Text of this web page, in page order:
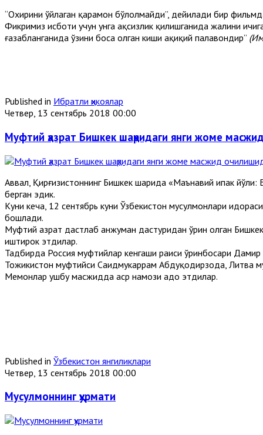
“Охирини ўйлаган қаҳрамон бўлолмайди”, дейилади бир
Фикримиз исботи учун унга ҳақсизлик қилишганида жаҳлини
ғазабланганида ўзини боса олган киши ҳақиқий паҳлавондир”
Published in Ибратли ҳикоялар
Четвер, 13 сентябрь 2018 00:00
Муфтий ҳазрат Бишкек шаҳридаги янги жоме
Аввал, Қирғизистоннинг Бишкек шаҳрида «Маънавий ипак
берган эдик.
Куни кеча, 12 сентябрь куни Ўзбекистон мусулмонлари
бошлади.
Муфтий ҳазрат дастлаб анжуман дастуридан ўрин олган
иштирок этдилар.
Тадбирда Россия муфтийлар кенгаши раиси ўринбосари
Тожикистон муфтийси Саидмукаррам Абдуқодирзода, Литва
Меҳмонлар ушбу масжидда аср намози адо этдилар.
Published in Ўзбекистон янгиликлари
Четвер, 13 сентябрь 2018 00:00
Мусулмоннинг ҳурмати